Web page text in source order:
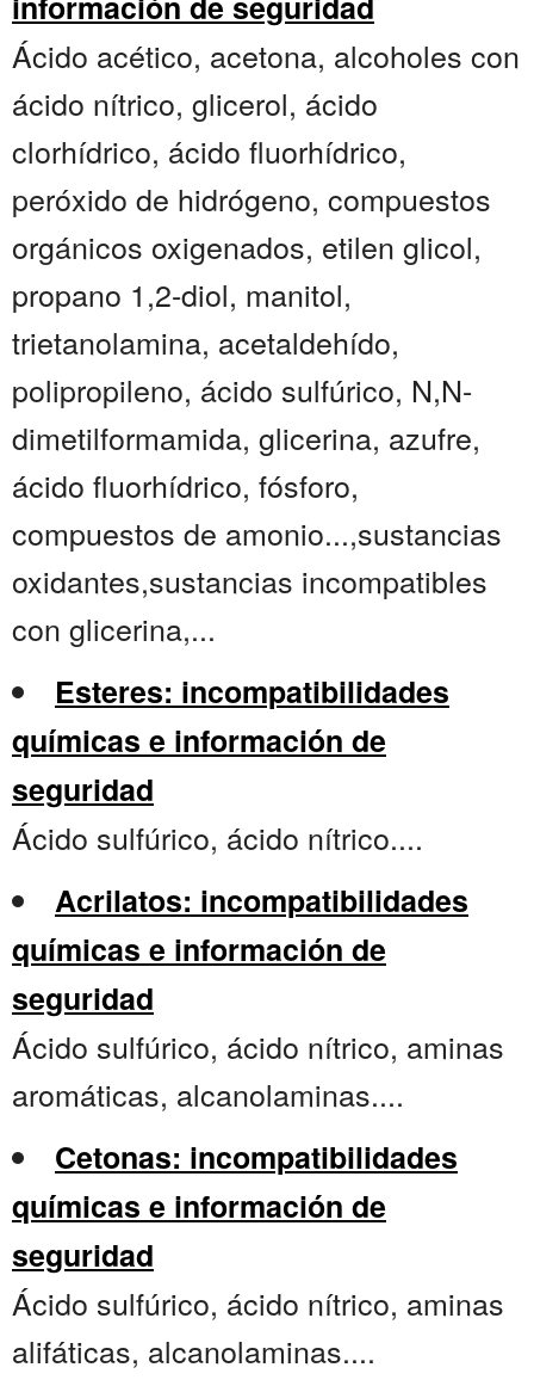
Ácido acético, acetona, alcoholes con
ácido nítrico, glicerol, ácido
clorhídrico, ácido fluorhídrico,
peróxido de hidrógeno, compuestos
orgánicos oxigenados, etilen glicol,
propano 1,2-diol, manitol,
trietanolamina, acetaldehído,
polipropileno, ácido sulfúrico, N,N-
dimetilformamida, glicerina, azufre,
ácido fluorhídrico, fósforo,
compuestos de amonio...,sustancias
oxidantes,sustancias incompatibles
con glicerina,...
Esteres: incompatibilidades
químicas e información de
seguridad
Ácido sulfúrico, ácido nítrico....
Acrilatos: incompatibilidades
químicas e información de
seguridad
Ácido sulfúrico, ácido nítrico, aminas
aromáticas, alcanolaminas....
Cetonas: incompatibilidades
químicas e información de
seguridad
Ácido sulfúrico, ácido nítrico, aminas
alifáticas, alcanolaminas....